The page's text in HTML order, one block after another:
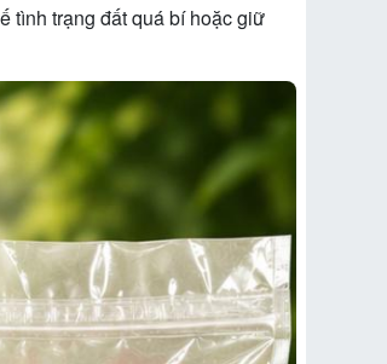
tình trạng đất quá bí hoặc giữ